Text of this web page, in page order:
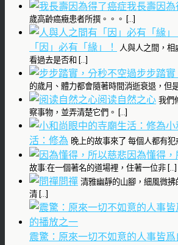
我長壽因
歲高齡癌癥患者所撰。。。 […]
「因」必有「緣」！
人與人之間，相
看過去是否和 […]
步步踏
的歲月、體力都會隨著時間消逝衰退，但
阅读自然之心 我們
察事物，並弄清楚它們。 […]
小
活：修為 晚上的故事來了 每個人都有犯
因為懂得
故事:在一個著名的道場裡，住著一位非 […]
問禪 清雅幽靜的山腳，細風微
清 […]
震驚：原來一切不如意的人事皆